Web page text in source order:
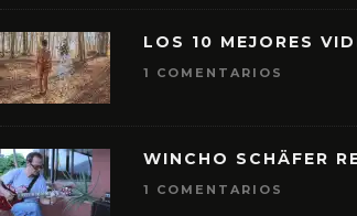
LOS 10 MEJORES
1 COMENTARIOS
WINCHO SCHÄFER
1 COMENTARIOS